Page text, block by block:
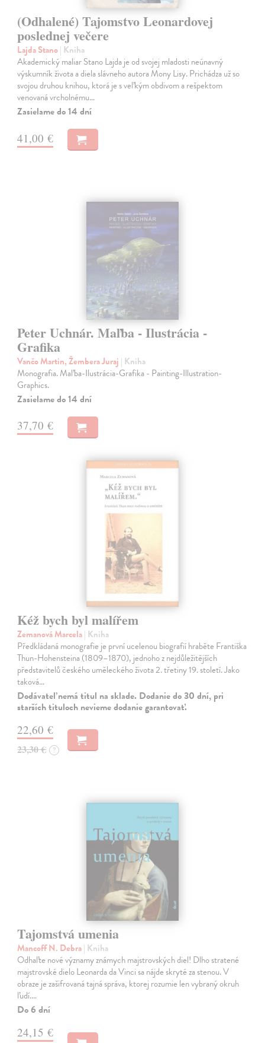
(Odhalené) Tajomstvo Leonardovej
poslednej večere
Lajda Stano| Kniha
Akademický maliar Stano Lajda je od svojej mladosti neúnavný
výskumník života a diela slávneho autora Mony Lisy. Prichádza už so
svojou druhou knihou, ktorá je s veľkým obdivom a rešpektom
venovaná vrcholnému…
Zasielame do 14 dní
41,00 €
Peter Uchnár. Maľba - Ilustrácia -
Grafika
Vančo Martin, Žembera Juraj | Kniha
Monografia. Maľba-Ilustrácia-Grafika - Painting-Illustration-
Graphics.
Zasielame do 14 dní
37,70 €
Kéž bych byl malířem
Zemanová Marcela| Kniha
Předkládaná monografie je první ucelenou biografií hraběte Františka
Thun-Hohensteina (1809–1870), jednoho z nejdůležitějších
představitelů českého uměleckého života 2. třetiny 19. století. Jako
taková…
Dodávateľ nemá titul na sklade. Dodanie do 30 dní, pri
starších tituloch nevieme dodanie garantovať.
22,60 €
23,30 € ?
Tajomstvá umenia
Mancoff N. Debra| Kniha
Odhaľte nové významy známych majstrovských diel! Dlho stratené
majstrovské dielo Leonarda da Vinci sa nájde skryté za stenou. V
obraze je zašifrovaná tajná správa, ktorej rozumie len vybraný okruh
ľudí.…
Do 6 dní
24,15 €